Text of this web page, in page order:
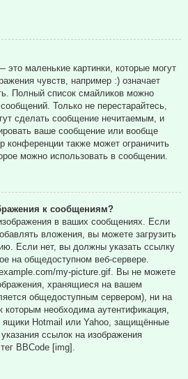
маленькие картинки, которые могут
чувств, например :) означает
Полный список смайликов можно
Только не перестарайтесь,
сделать сообщение нечитаемым, и
ваше сообщение или вообще
конференции также может ограничить
можно использовать в сообщении.
к сообщениям?
в ваших сообщениях. Если
вложения, вы можете загрузить
Если нет, вы должны указать ссылку
на общедоступном веб-сервере.
my-picture.gif. Вы не можете
хранящиеся на вашем
общедоступным сервером), ни на
которым необходима аутентификация,
ящики Hotmail или Yahoo, защищённые
ссылок на изображения
BBCode [img].